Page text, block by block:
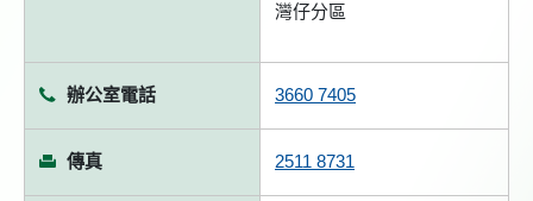
灣仔分區
辦公室電話 3660 7405
傳真 2511 8731